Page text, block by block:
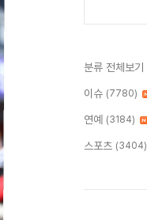
분류 전체보기
이슈 (7780)
연예 (3184)
스포츠 (3404)